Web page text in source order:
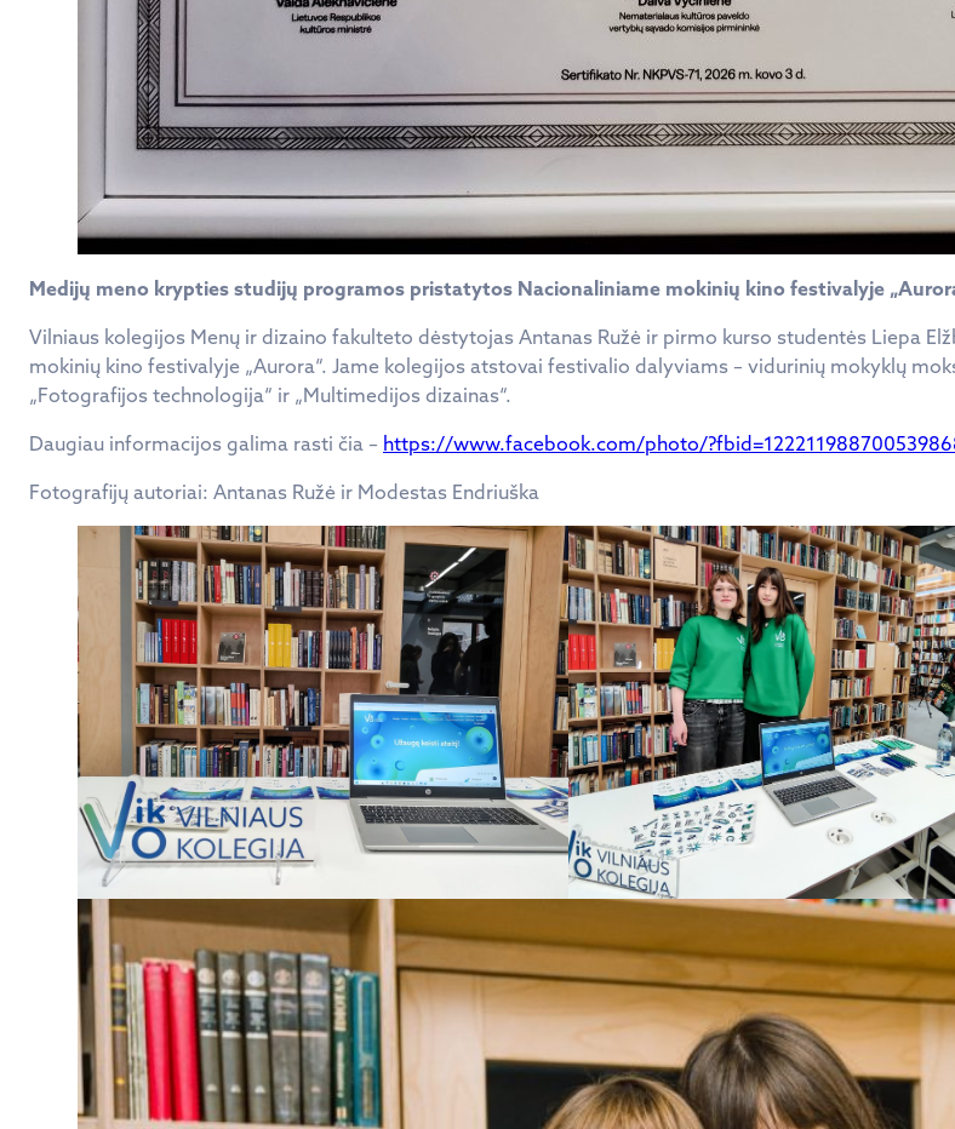
Medijų meno krypties studijų programos pristatytos Nacionaliniame mokinių kino festivalyje
Vilniaus kolegijos Menų ir dizaino fakulteto dėstytojas Antanas Ružė ir pirmo kurso studentės Liepa
mokinių kino festivalyje „Aurora“. Jame kolegijos atstovai festivalio dalyviams – vidurinių mokyklų
„Fotografijos technologija“ ir „Multimedijos dizainas“.
Daugiau informacijos galima rasti čia – https://www.facebook.com/photo/
Fotografijų autoriai: Antanas Ružė ir Modestas Endriuška